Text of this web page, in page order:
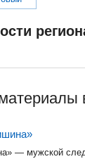
— мужской